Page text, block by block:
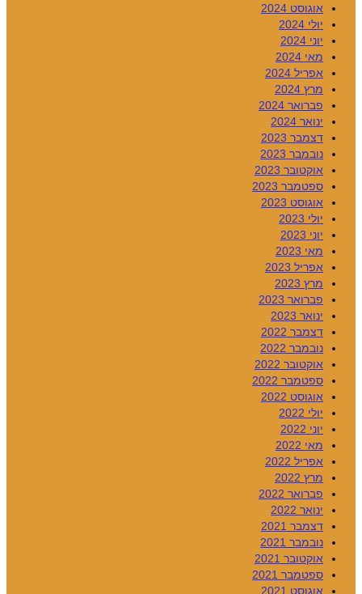
אוגוסט 2024
יולי 2024
יוני 2024
מאי 2024
אפריל 2024
מרץ 2024
פברואר 2024
ינואר 2024
דצמבר 2023
נובמבר 2023
אוקטובר 2023
ספטמבר 2023
אוגוסט 2023
יולי 2023
יוני 2023
מאי 2023
אפריל 2023
מרץ 2023
פברואר 2023
ינואר 2023
דצמבר 2022
נובמבר 2022
אוקטובר 2022
ספטמבר 2022
אוגוסט 2022
יולי 2022
יוני 2022
מאי 2022
אפריל 2022
מרץ 2022
פברואר 2022
ינואר 2022
דצמבר 2021
נובמבר 2021
אוקטובר 2021
ספטמבר 2021
אוגוסט 2021